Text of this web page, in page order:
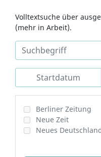
Volltextsuche über
(mehr in Arbeit).
Berliner Zeitung
Neue Zeit
Neues